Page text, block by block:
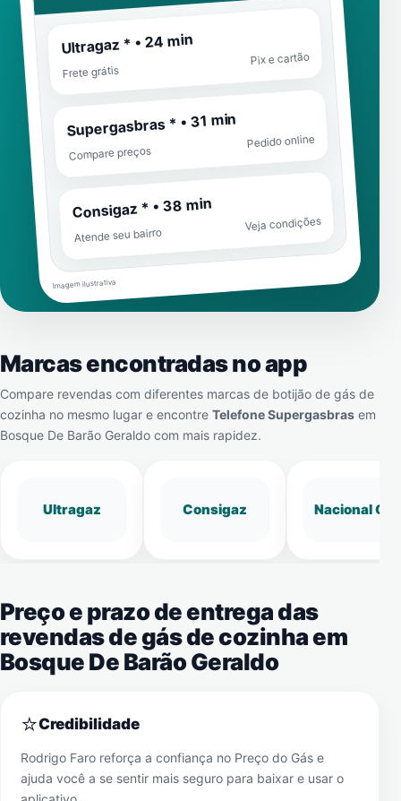
Ultragaz * • 24 min
Frete grátis
Pix e cartão
Supergasbras * • 31 min
Compare preços
Pedido online
Consigaz * • 38 min
Atende seu bairro
Veja condições
Imagem ilustrativa
Marcas encontradas no app
Compare revendas com diferentes marcas de botijão de gás de
cozinha no mesmo lugar e encontre Telefone Supergasbras em
Bosque De Barão Geraldo com mais rapidez.
Ultragaz Consigaz Nacional Gás
Preço e prazo de entrega das
revendas de gás de cozinha em
Bosque De Barão Geraldo
⭐Credibilidade
Rodrigo Faro reforça a confiança no Preço do Gás e
ajuda você a se sentir mais seguro para baixar e usar o